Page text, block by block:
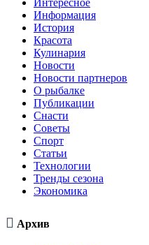
Интересное
Информация
История
Красота
Кулинария
Новости
Новости партнеров
О рыбалке
Публикации
Снасти
Советы
Спорт
Статьи
Технологии
Тренды сезона
Экономика
 Архив